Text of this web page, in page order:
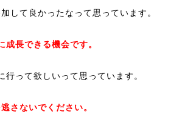
して良かったなって思っています。
成長できる機会です。
って欲しいって思っています。
さないでください。